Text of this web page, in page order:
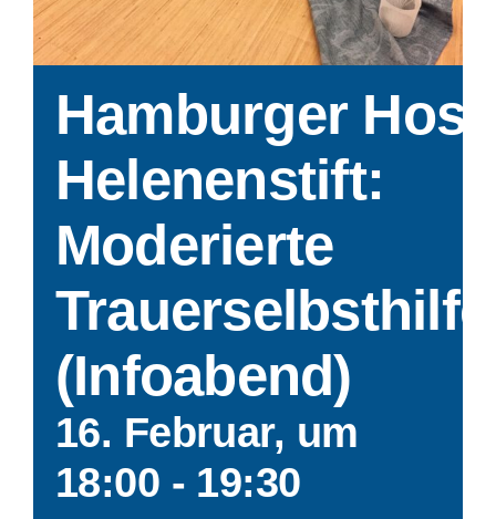
Hamburger
Helenenstift:
Moderierte
(Infoabend)
16. Februar, um
18:00 - 19:30